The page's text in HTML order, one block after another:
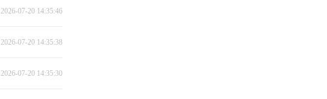
2026-07-20 14:35:46
2026-07-20 14:35:38
2026-07-20 14:35:30